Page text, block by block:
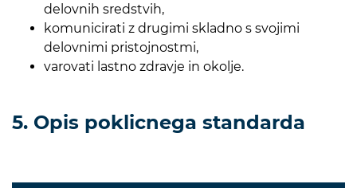
delovnih sredstvih,
komunicirati z drugimi skladno s svojimi
delovnimi pristojnostmi,
varovati lastno zdravje in okolje.
5. Opis poklicnega standarda